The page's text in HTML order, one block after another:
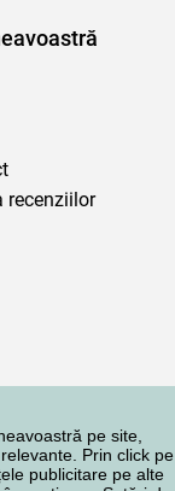
pe site,
Prin click pe
publicitare pe alte
recenziilor